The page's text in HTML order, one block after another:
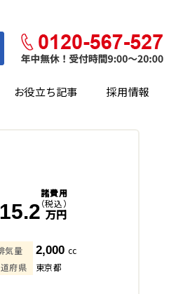
お役立ち記事 採用情報
諸費用
15.2（税込）
万円
気量 2,000 cc
府県 東京都